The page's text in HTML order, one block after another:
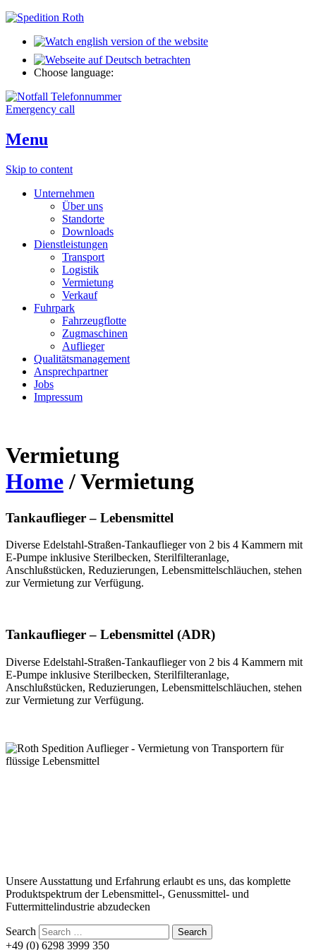
Choose language:
Emergency call
Menu
Skip to content
Unternehmen
Über uns
Standorte
Downloads
Dienstleistungen
Transport
Logistik
Vermietung
Verkauf
Fuhrpark
Fahrzeugflotte
Zugmaschinen
Auflieger
Qualitätsmanagement
Ansprechpartner
Jobs
Impressum
Vermietung
Home/Vermietung
Tankauflieger – Lebensmittel
Diverse Edelstahl-Straßen-Tankauflieger von 2 bis 4 Kammern mit
E-Pumpe inklusive Sterilbecken, Sterilfilteranlage,
Anschlußstücken, Reduzierungen, Lebensmittelschläuchen, stehen
zur Vermietung zur Verfügung.
Tankauflieger – Lebensmittel (ADR)
Diverse Edelstahl-Straßen-Tankauflieger von 2 bis 4 Kammern mit
E-Pumpe inklusive Sterilbecken, Sterilfilteranlage,
Anschlußstücken, Reduzierungen, Lebensmittelschläuchen, stehen
zur Vermietung zur Verfügung.
Unsere Ausstattung und Erfahrung erlaubt es uns, das komplette
Produktspektrum der Lebensmittel-, Genussmittel- und
Futtermittelindustrie abzudecken
Search
+49 (0) 6298 3999 350